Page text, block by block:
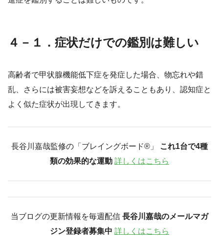
４－１．症状だけでの鑑別は難しい
高齢者で甲状腺機能低下症を発症した場合、物忘れや錯
乱、さらには被害妄想などを訴えることもあり、認知症と
よく似た症状が出現してきます。
長谷川嘉哉監修の「ブレイングボード®︎」
これ1台で4種
類の効果的な運動 詳しくはこちら
当ブログの更新情報を毎週配信 長谷川嘉哉のメールマガ
ジン登録者募集中 詳しくはこちら